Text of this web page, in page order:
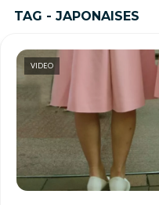
TAG - JAPONAISES
VIDEO